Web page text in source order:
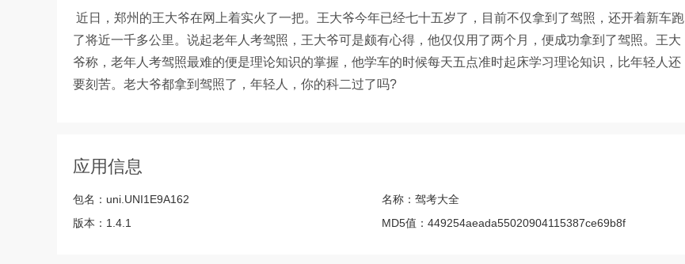
近日，郑州的王大爷在网上着实火了一把。王大爷今年已经七十五岁了，目前不仅拿到了驾照，还开着新车跑
了将近一千多公里。说起老年人考驾照，王大爷可是颇有心得，他仅仅用了两个月，便成功拿到了驾照。王大
爷称，老年人考驾照最难的便是理论知识的掌握，他学车的时候每天五点准时起床学习理论知识，比年轻人还
要刻苦。老大爷都拿到驾照了，年轻人，你的科二过了吗?
应用信息
包名： uni.UNI1E9A162 名称： 驾考大全
版本： 1.4.1 MD5值： 449254aeada55020904115387ce69b8f